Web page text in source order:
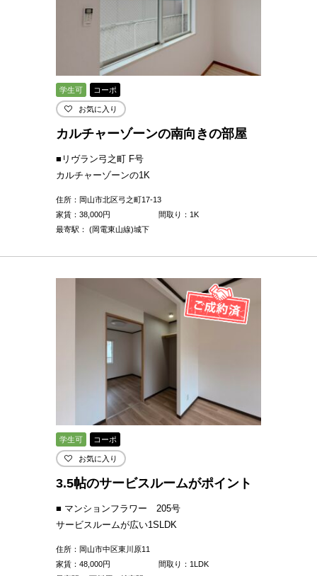
学生可 コーポ
お気に入り
カルチャーゾーンの南向きの部屋
■リヴラン弓之町 F号
カルチャーゾーンの1K
住所：岡山市北区弓之町17-13
家賃： 38,000円
間取り：1K
最寄駅： (岡電東山線)城下
学生可 コーポ
お気に入り
3.5帖のサービスルームがポイント
■ マンションフラワー 205号
サービスルームが広い1SLDK
住所：岡山市中区東川原11
家賃： 48,000円
間取り：1LDK